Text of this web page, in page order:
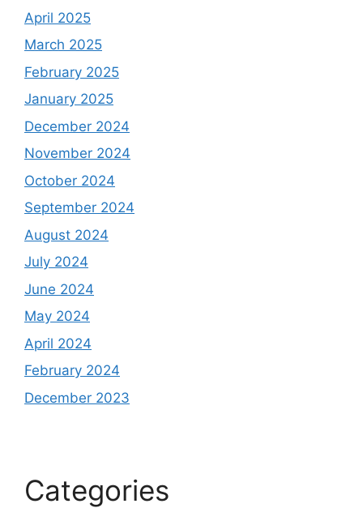
April 2025
March 2025
February 2025
January 2025
December 2024
November 2024
October 2024
September 2024
August 2024
July 2024
June 2024
May 2024
April 2024
February 2024
December 2023
Categories